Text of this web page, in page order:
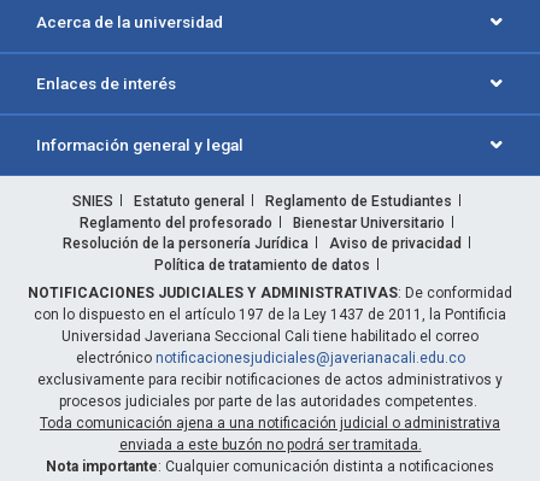
Acerca de la universidad
Enlaces de interés
Información general y legal
SNIES Estatuto general
Reglamento de Estudiantes
Reglamento del profesorado
Bienestar Universitario
Resolución de la personería Jurídica
Aviso de privacidad
Política de tratamiento de datos
NOTIFICACIONES JUDICIALES Y ADMINISTRATIVAS: De conformidad
con lo dispuesto en el artículo 197 de la Ley 1437 de 2011, la Pontificia
Universidad Javeriana Seccional Cali tiene habilitado el correo
electrónico notificacionesjudiciales@javerianacali.edu.co
exclusivamente para recibir notificaciones de actos administrativos y
procesos judiciales por parte de las autoridades competentes.
Toda comunicación ajena a una notificación judicial o administrativa
enviada a este buzón no podrá ser tramitada.
Nota importante: Cualquier comunicación distinta a notificaciones